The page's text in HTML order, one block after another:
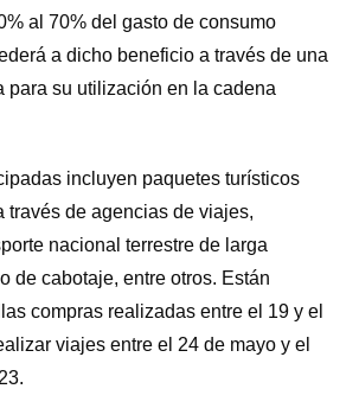
al 70% del gasto de consumo
a dicho beneficio a través de una
para su utilización en la cadena
incluyen paquetes turísticos
través de agencias de viajes,
nacional terrestre de larga
de cabotaje, entre otros. Están
compras realizadas entre el 19 y el
viajes entre el 24 de mayo y el